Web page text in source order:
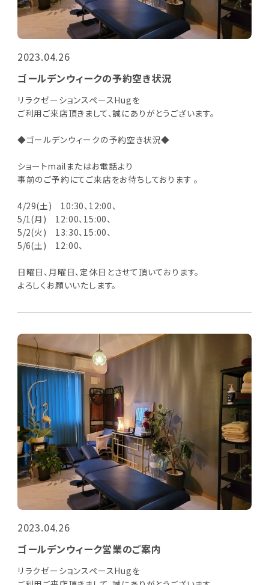
2023.04.26
ゴールデンウィークの予約空き状況
リラクゼーションスペースHugを
ご利用ご来店頂きまして、誠にありがとうございます。
◆ゴールデンウィークの予約空き状況◆
ショートmailまたはお電話より
事前のご予約にてご来店をお待ちしております 。
4/29(土) 10:30、12:00、
5/1(月) 12:00、15:00、
5/2(火) 13:30、15:00、
5/6(土) 12:00、
日曜日、月曜日、定休日とさせて頂いております。
よろしくお願いいたします。
2023.04.26
ゴールデンウィーク営業のご案内
リラクゼーションスペースHugを